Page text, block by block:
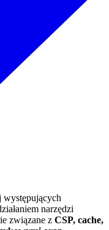
występujących
narzędzi
związane z CSP, cache,